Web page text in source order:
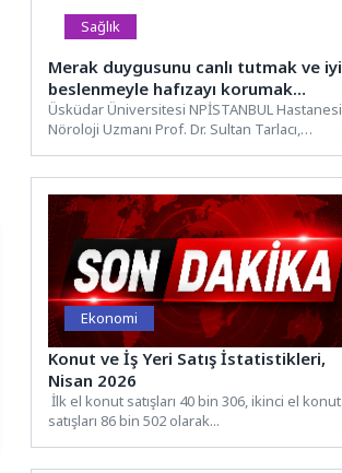
Sağlık
Merak duygusunu canlı tutmak ve iyi
beslenmeyle hafızayı korumak
mümkün!
Üsküdar Üniversitesi NPİSTANBUL Hastanesi
Nöroloji Uzmanı Prof. Dr. Sultan Tarlacı,
Ekonomi
Konut ve İş Yeri Satış İstatistikleri,
Nisan 2026
İlk el konut satışları 40 bin 306, ikinci el konut
satışları 86 bin 502 olarak...